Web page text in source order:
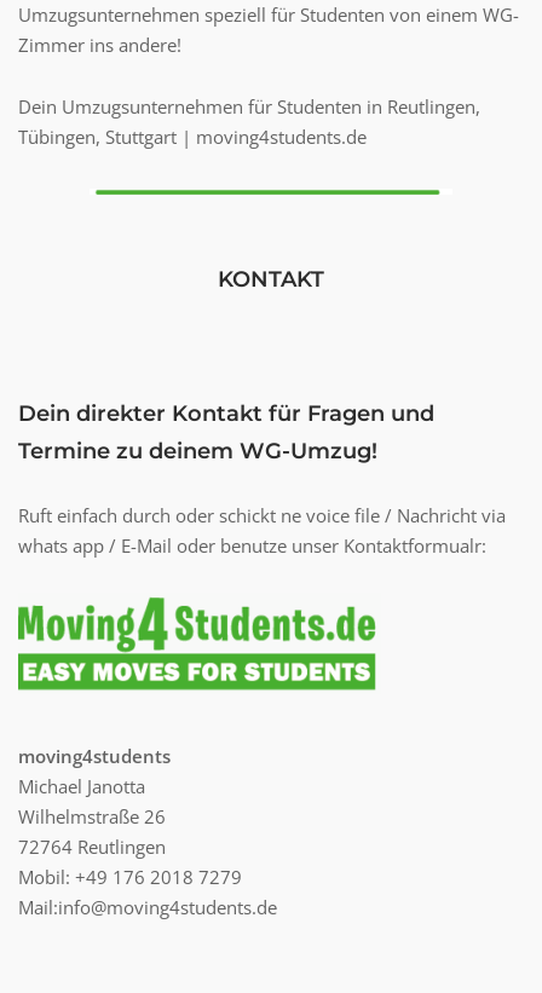
Umzugsunternehmen speziell für Studenten von einem WG-
Zimmer ins andere!
Dein Umzugsunternehmen für Studenten in Reutlingen,
Tübingen, Stuttgart | moving4students.de
KONTAKT
Dein direkter Kontakt für Fragen und
Termine zu deinem WG-Umzug!
Ruft einfach durch oder schickt ne voice file / Nachricht via
whats app / E-Mail oder benutze unser Kontaktformualr:
moving4students
Michael Janotta
Wilhelmstraße 26
72764 Reutlingen
Mobil: +49 176 2018 7279
Mail:info@moving4students.de